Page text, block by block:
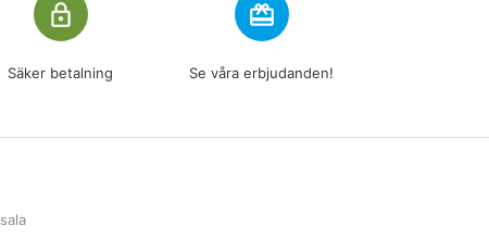
lock_outline
Säker betalning
redeem
Se våra erbjudanden!